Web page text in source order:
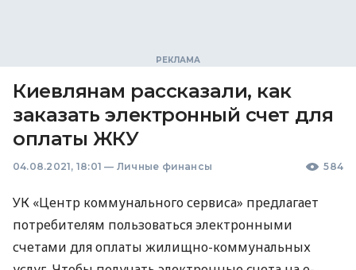
Киевлянам рассказали, как
заказать электронный счет для
оплаты ЖКУ
04.08.2021, 18:01 — Личные финансы 584
УК «Центр коммунального сервиса» предлагает
потребителям пользоваться электронными
счетами для оплаты жилищно-коммунальных